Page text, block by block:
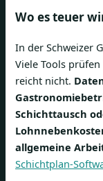
Wo es teuer
In der Schweizer
Viele Tools
reicht nicht.
Schichttausch
allgemeine
Schichtplan-